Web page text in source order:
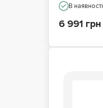
В наявності
6 991 грн